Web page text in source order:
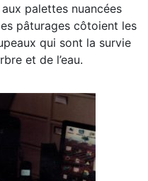
organisation du
En savoir plus
de cartes d'accès
87 (information sur
gardien de la
palettes nuancées
pâturages côtoient les
qui sont la survie
et de l’eau.